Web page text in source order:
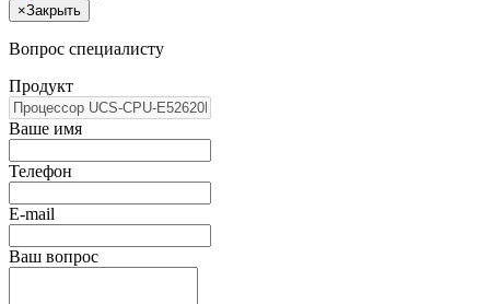
×Закрыть
Вопрос специалисту
Продукт
Ваше имя
Телефон
E-mail
Ваш вопрос